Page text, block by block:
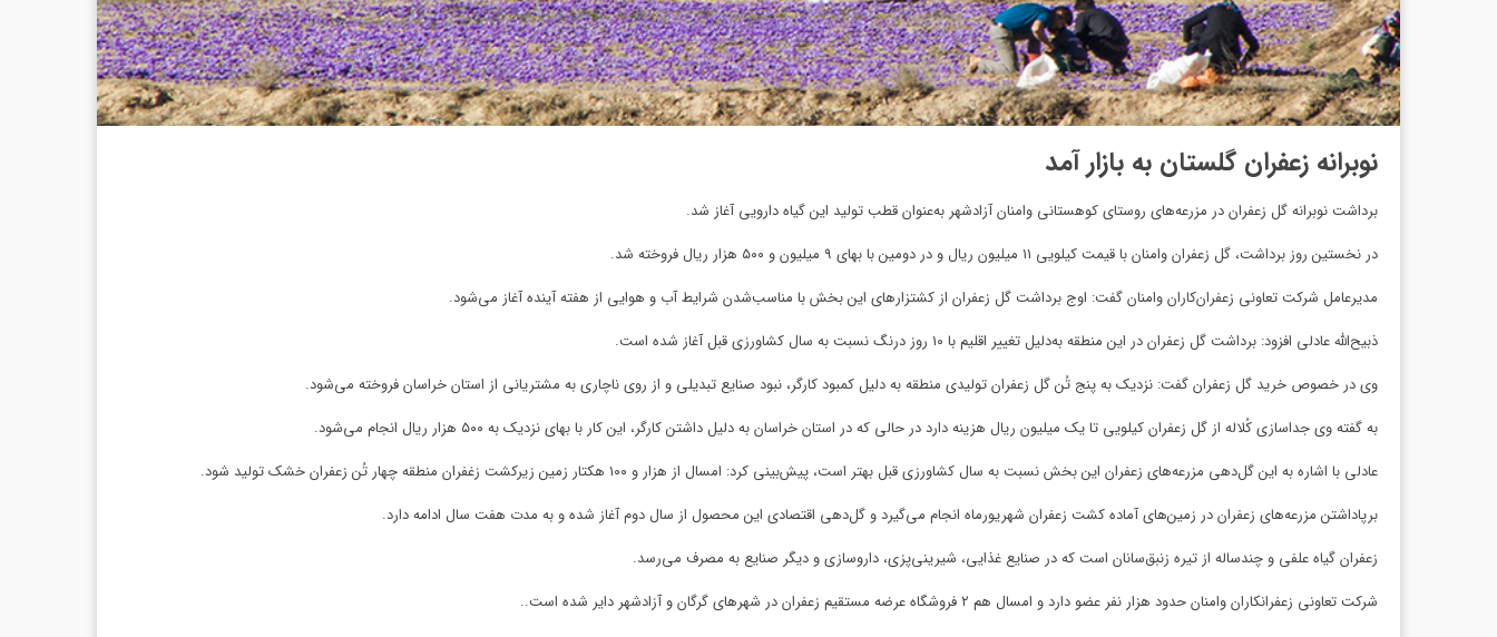
نوبرانه زعفران گلستان به بازار آمد
برداشت نوبرانه گل زعفران در مزرعه‌های روستای کوهستانی وامنان آزادشهر به‌عنوان قطب تولید این گیاه دارویی آغاز شد.
در نخستین روز برداشت، گل زعفران وامنان با قیمت کیلویی ۱۱ میلیون ریال و در دومین با بهای ۹ میلیون و ۵۰۰ هزار ریال فروخته شد.
مدیرعامل شرکت تعاونی زعفران‌کاران وامنان گفت: اوج برداشت گل زعفران از کشتزارهای این بخش با مناسب‌شدن شرایط آب و هوایی از هفته آینده آغاز می‌شود.
ذبیح‌الله عادلی افزود: برداشت گل زعفران در این منطقه به‌دلیل تغییر اقلیم با ۱۰ روز درنگ نسبت به سال کشاورزی قبل آغاز شده است.
وی در خصوص خرید گل زعفران گفت: نزدیک به پنج تُن گل زعفران تولیدی منطقه به دلیل کمبود کارگر، نبود صنایع تبدیلی و از روی ناچاری به مشتریانی از استان خراسان فروخته می‌شود.
به گفته وی جداسازی کُلاله از گل زعفران کیلویی تا یک میلیون ریال هزینه دارد در حالی که در استان خراسان به دلیل داشتن کارگر، این کار با بهای نزدیک به ۵۰۰ هزار ریال انجام می‌شود.
عادلی با اشاره به این گل‌دهی مزرعه‌های زعفران این بخش نسبت به سال کشاورزی قبل بهتر است، پیش‌بینی کرد: امسال از هزار و ۱۰۰ هکتار زمین زیرکشت زغفران منطقه چهار تُن زعفران خشک تولید شود.
برپاداشتن مزرعه‌های زعفران در زمین‌های آماده کشت زعفران شهریورماه انجام می‌گیرد و گل‌دهی اقتصادی این محصول از سال دوم آغاز شده و به مدت هفت سال ادامه دارد.
زعفران گیاه علفی و چندساله از تیره زنبق‌سانان است که در صنایع غذایی، شیرینی‌پزی، داروسازی و دیگر صنایع به مصرف می‌رسد.
شرکت تعاونی زعفرانکاران وامنان حدود هزار نفر عضو دارد و امسال هم ۲ فروشگاه عرضه مستقیم زعفران در شهرهای گرگان و آزادشهر دایر شده است..